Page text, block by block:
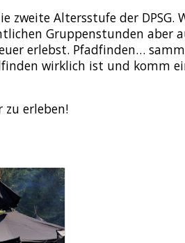
zweite Altersstufe der
Gruppenstunden aber
erlebst. Pfadfinden…
wirklich ist und komm
erleben!